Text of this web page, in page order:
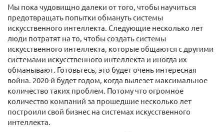
Мы пока чудовищно далеки от того, чтобы научиться
предотвращать попытки обмануть системы
искусственного интеллекта. Следующие несколько лет
люди потратят на то, чтобы создать системы
искусственного интеллекта, которые общаются с другими
системами искусственного интеллекта и иногда их
обманывают. Готовьтесь, это будет очень интересная
война. 2020-й будет годом, когда вылезет максимальное
количество таких проблем. Потому что огромное
количество компаний за прошедшие несколько лет
построили свой бизнес на системах искусственного
интеллекта.